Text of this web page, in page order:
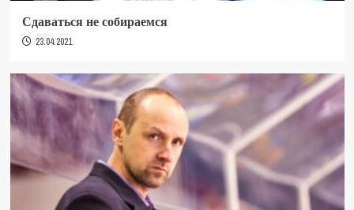
Сдаваться не собираемся
23.04.2021